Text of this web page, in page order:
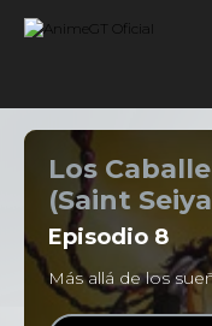
Los
(Saint
Episodio 8
Más allá de los